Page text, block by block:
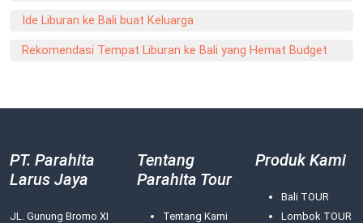
Ide Liburan ke Bali buat Keluarga
Rekomendasi Tempat Liburan ke Bali yang Hemat Budget
PT. Parahita
Larus Jaya
JL. Gunung Bromo XI
Tentang
Parahita Tour
Tentang Kami
Produk Kami
Bali TOUR
Lombok TOUR